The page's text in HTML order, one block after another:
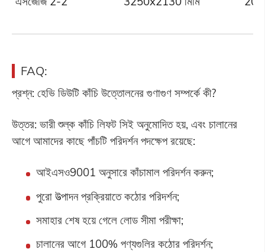
FAQ:
প্রশ্ন: হেভি ডিউটি কাঁচি উত্তোলনের গুণাগুণ সম্পর্কে কী?
উত্তর: ভারী শুল্ক কাঁচি লিফট সিই অনুমোদিত হয়, এবং চালানের
আগে আমাদের কাছে পাঁচটি পরিদর্শন পদক্ষেপ রয়েছে:
আইএসও9001 অনুসারে কাঁচামাল পরিদর্শন করুন;
পুরো উত্পাদন প্রক্রিয়াতে কঠোর পরিদর্শন;
সমাহার শেষ হয়ে গেলে লোড সীমা পরীক্ষা;
চালানের আগে 100% পণ্যগুলির কঠোর পরিদর্শন;